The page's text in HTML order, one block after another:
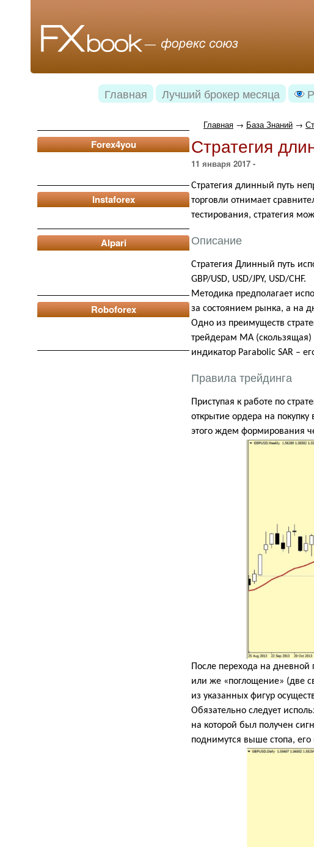
Главная Лучший брокер месяца
Forex4you
Instaforex
Alpari
Roboforex
Главная → База Знаний →
Стратегия
11 января 2017 -
Стратегия длинный путь
торговли отнимает
тестирования, стратегия
Описание
Стратегия Длинный путь
GBP/USD, USD/JPY, USD/CHF.
Методика предполагает
за состоянием рынка, а на
Одно из преимуществ
трейдерам МА (скользящая)
индикатор Parabolic SAR –
Правила трейдинга
Приступая к работе по
открытие ордера на
этого ждем формирования
После перехода на
или же «поглощение» (две
из указанных фигур
Обязательно следует
на которой был получен
поднимутся выше стопа,